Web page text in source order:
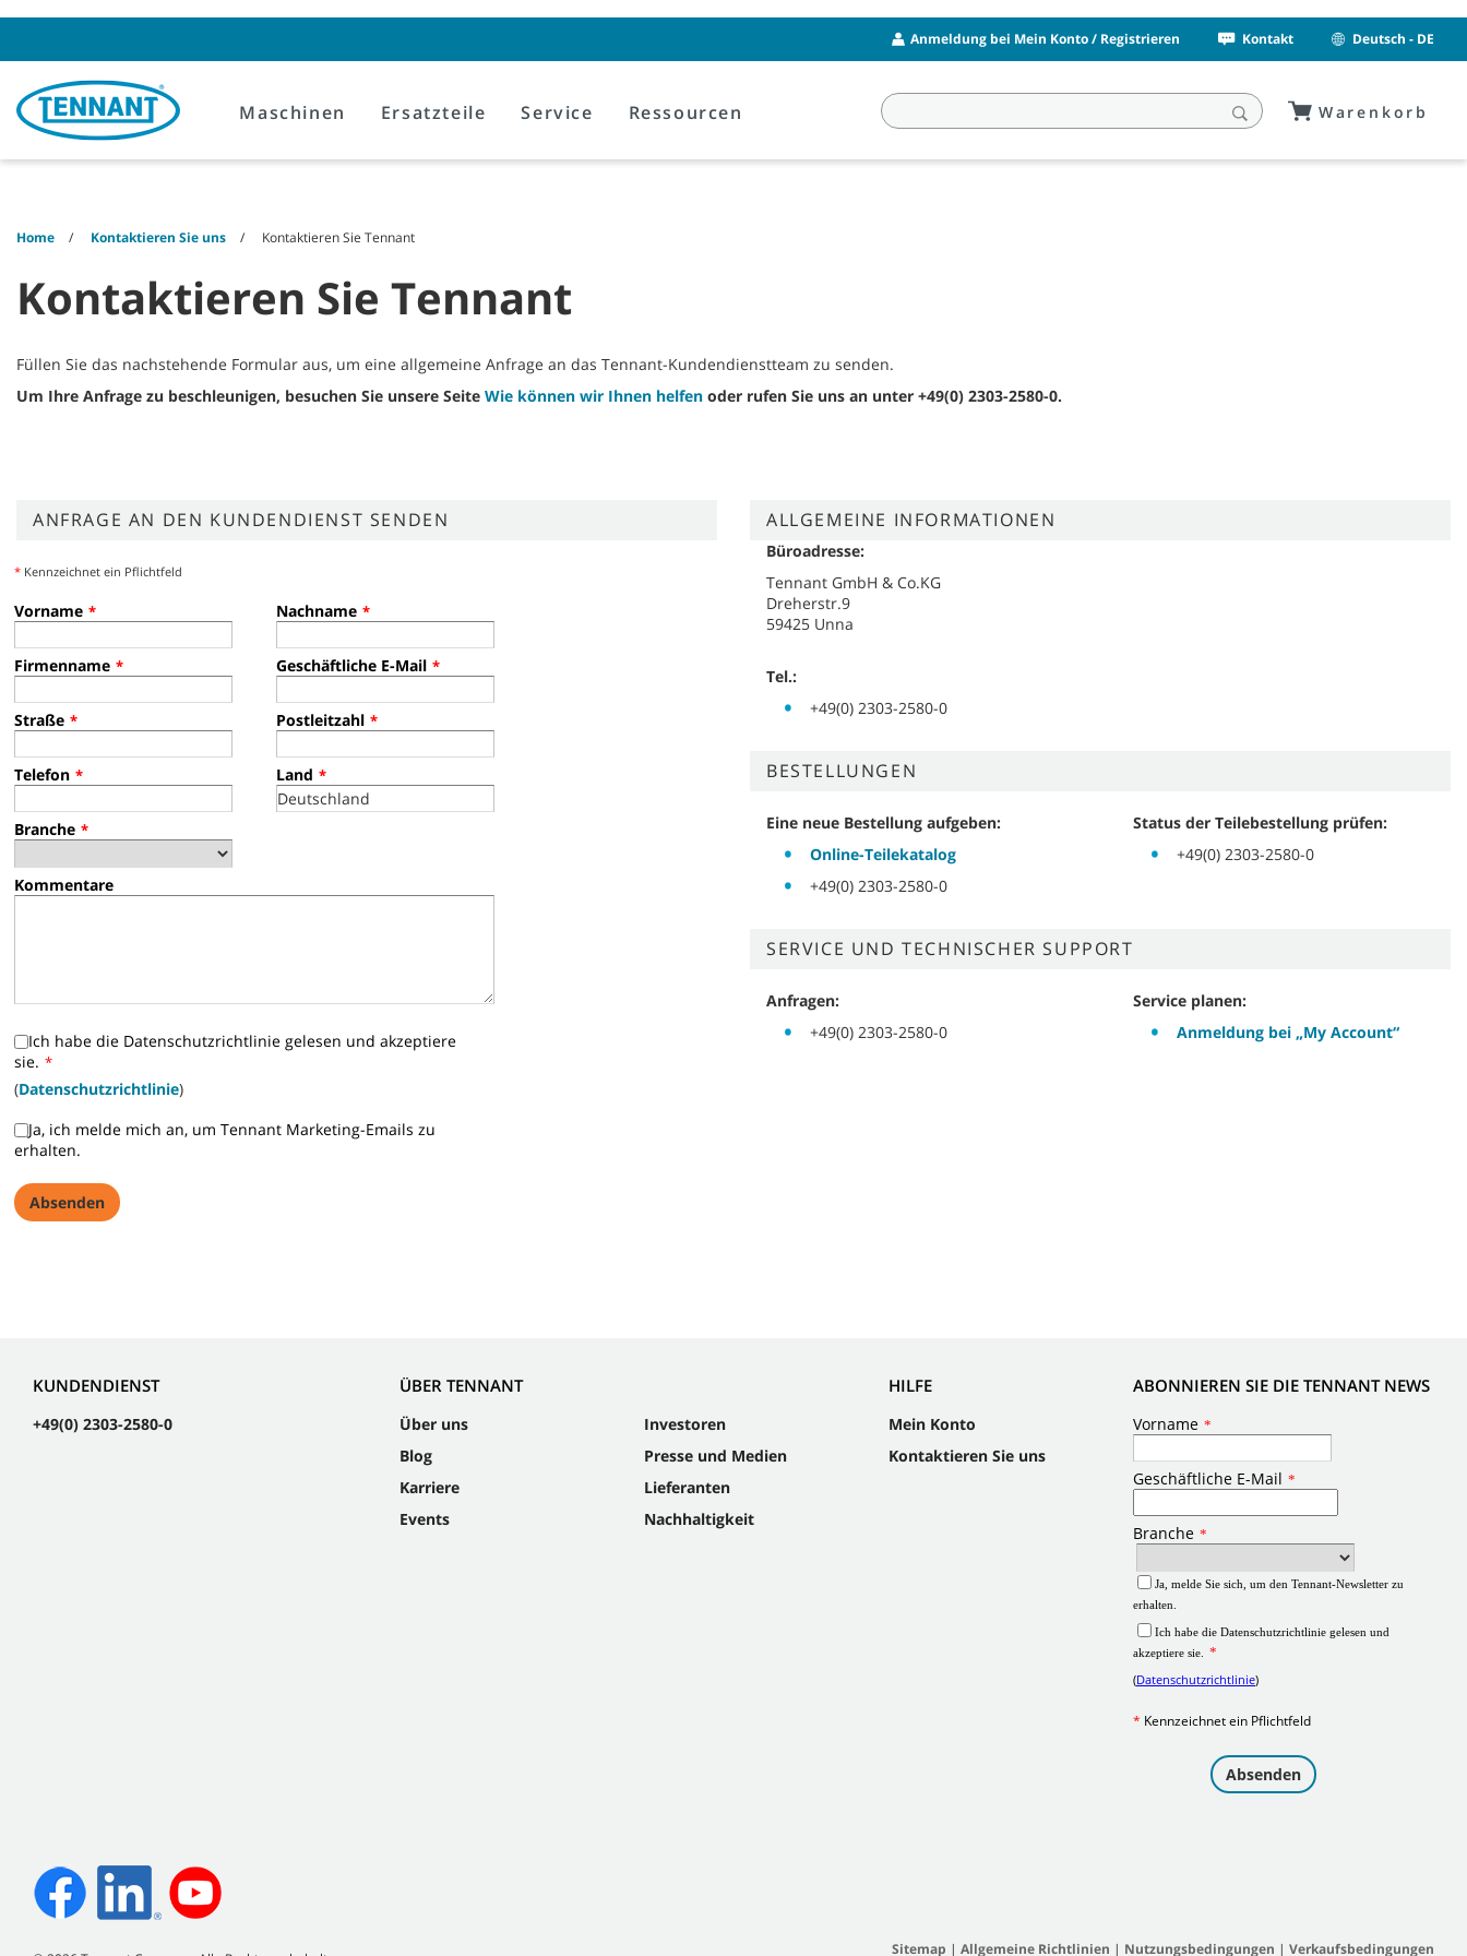
Anmeldung bei Mein Konto / Registrieren Kontakt Deutsch - DE
Maschinen Ersatzteile Service Ressourcen Warenkorb
Home Kontaktieren Sie uns Kontaktieren Sie Tennant
Kontaktieren Sie Tennant
Füllen Sie das nachstehende Formular aus, um eine allgemeine Anfrage an das Tennant-Kundendienstteam zu senden.
Um Ihre Anfrage zu beschleunigen, besuchen Sie unsere Seite Wie können wir Ihnen helfen oder rufen Sie uns an unter +49(0) 2303-2580-0.
ANFRAGE AN DEN KUNDENDIENST SENDEN
* Kennzeichnet ein Pflichtfeld
Vorname * Nachname *
Firmenname * Geschäftliche E-Mail *
Straße * Postleitzahl *
Telefon * Land *
Branche *
Kommentare
Ich habe die Datenschutzrichtlinie gelesen und akzeptiere
sie. *
(Datenschutzrichtlinie)
Ja, ich melde mich an, um Tennant Marketing-Emails zu
erhalten.
ALLGEMEINE INFORMATIONEN
Büroadresse:
Tennant GmbH & Co.KG
Dreherstr.9
59425 Unna
Tel.:
+49(0) 2303-2580-0
BESTELLUNGEN
Eine neue Bestellung aufgeben:
Online-Teilekatalog
+49(0) 2303-2580-0
Status der Teilebestellung prüfen:
+49(0) 2303-2580-0
SERVICE UND TECHNISCHER SUPPORT
Anfragen:
+49(0) 2303-2580-0
Service planen:
Anmeldung bei „My Account“
KUNDENDIENST
+49(0) 2303-2580-0
ÜBER TENNANT
Über uns
Blog
Karriere
Events
Investoren
Presse und Medien
Lieferanten
Nachhaltigkeit
HILFE
Mein Konto
Kontaktieren Sie uns
ABONNIEREN SIE DIE TENNANT NEWS
Sitemap | Allgemeine Richtlinien | Nutzungsbedingungen | Verkaufsbedingungen